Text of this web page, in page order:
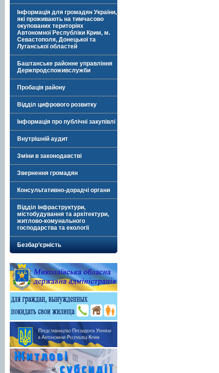
Інформація для громадян України,
які проживають на тимчасово
окупованих територіях
Автономної Республіки Крим, м.
Севастополя, Донецької та
Луганської областей
Баштанське районне управління
Держпродспоживслужби
Пробація району
Відділ цифрового розвитку
Інформація про публічні закупівлі
Внутрішній аудит
Зміни в законодавстві
Звернення громадян
Консультативно-дорадчі органи
Відділ інфраструктури,
містобудування та архітектури,
житлово-комунального
господарства та екології
Безбар’єрність